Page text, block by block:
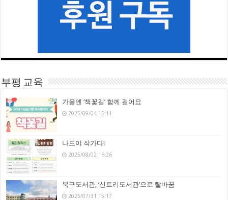
부평 교육
가을엔 ‘책꽃길’ 함께 걸어요
2025/09/04 15:11
나도야 작가다!
2025/08/02 16:26
북구도서관, ‘신트리도서관’으로 탈바꿈
2025/07/31 15:17